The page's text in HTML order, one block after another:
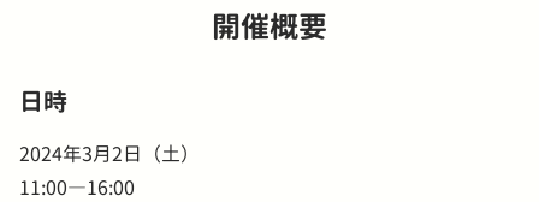
開催概要
日時
2024年3月2日（土）
11:00―16:00